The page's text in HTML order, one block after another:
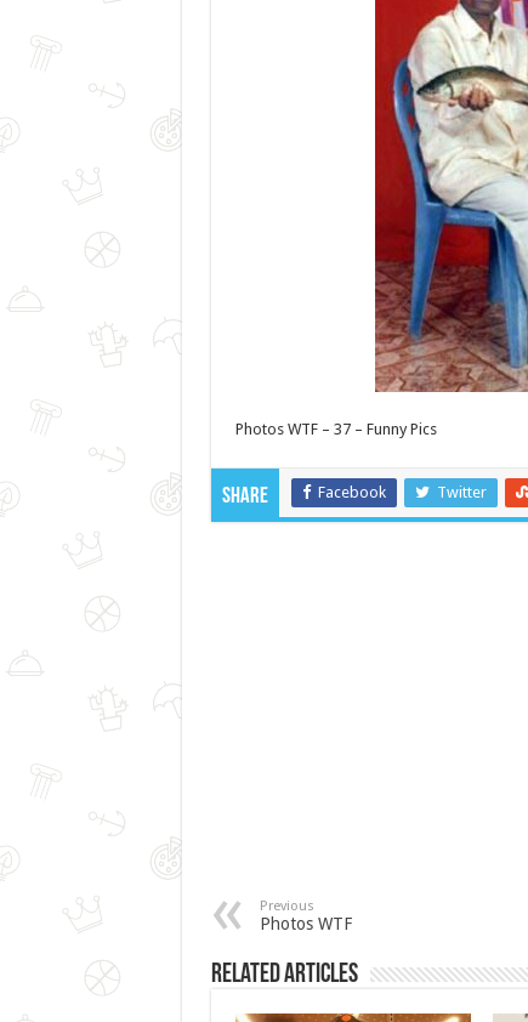
Photos WTF – 37 – Funny Pics
Share Facebook Twitter
Previous
Photos WTF
Related Articles